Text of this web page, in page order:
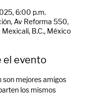
6:00 p.m.
Av Reforma 550,
B.C., México
el evento
son mejores amigos
los mismos